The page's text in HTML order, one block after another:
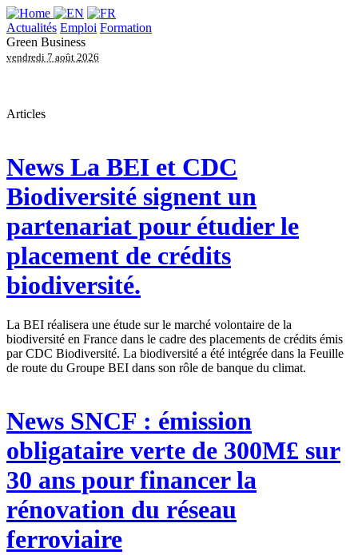
Actualités Emploi Formation
Green Business
vendredi 7 août 2026
Articles
News La BEI et CDC
Biodiversité signent un
partenariat pour étudier le
placement de crédits
biodiversité.
La BEI réalisera une étude sur le marché volontaire de la
biodiversité en France dans le cadre des placements de crédits émis
par CDC Biodiversité. La biodiversité a été intégrée dans la Feuille
de route du Groupe BEI dans son rôle de banque du climat.
News SNCF : émission
obligataire verte de 300M£ sur
30 ans pour financer la
rénovation du réseau
ferroviaire